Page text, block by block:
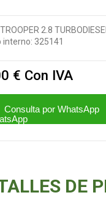
2.8 TURBODIESEL
interno: 325141
€ Con IVA
Consulta por WhatsApp
DE